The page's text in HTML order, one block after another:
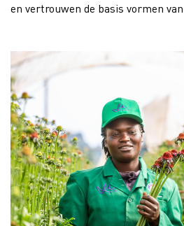
en vertrouwen de basis vormen